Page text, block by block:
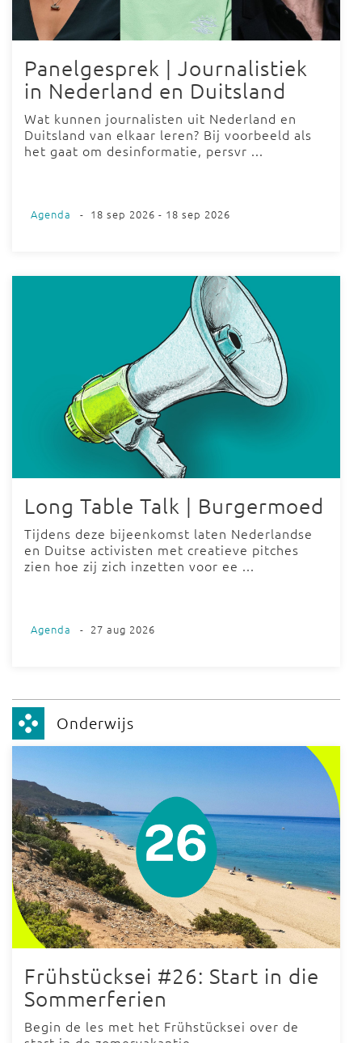
Panelgesprek | Journalistiek
in Nederland en Duitsland
Wat kunnen journalisten uit Nederland en
Duitsland van elkaar leren? Bij voorbeeld als
het gaat om desinformatie, persvr ...
Agenda - 18 sep 2026 - 18 sep 2026
Long Table Talk | Burgermoed
Tijdens deze bijeenkomst laten Nederlandse
en Duitse activisten met creatieve pitches
zien hoe zij zich inzetten voor ee ...
Agenda - 27 aug 2026
Onderwijs
Frühstücksei #26: Start in die
Sommerferien
Begin de les met het Frühstücksei over de